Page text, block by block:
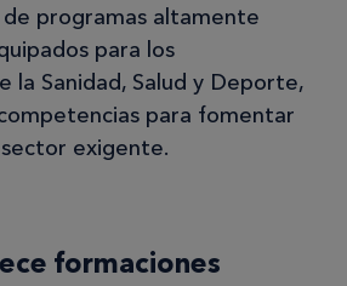
programas altamente
para los
la Sanidad, Salud y Deporte,
para fomentar
exigente.
formaciones